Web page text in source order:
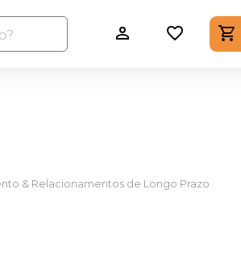
& Relacionamentos de Longo Prazo